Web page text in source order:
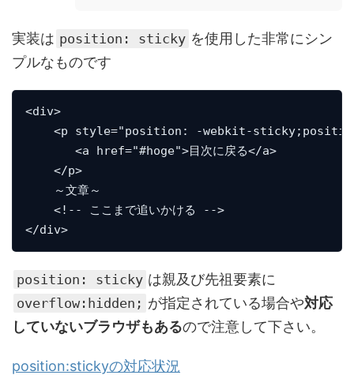
実装は position: sticky を使用した非常にシン
プルなものです
<div>
<p style="position: -webkit-
       <a href="#hoge">目次に戻る</a>
    </p>
    ～文章～
    <!-- ここまで追いかける -->
</div>
position: sticky は親及び先祖要素に
overflow:hidden; が指定されている場合や対応
していないブラウザもあるので注意して下さい。
position:stickyの対応状況